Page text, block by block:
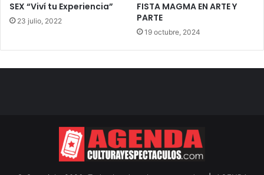
SEX “Viví tu Experiencia”
23 julio, 2022
FISTA MAGMA EN ARTE Y
PARTE
19 octubre, 2024